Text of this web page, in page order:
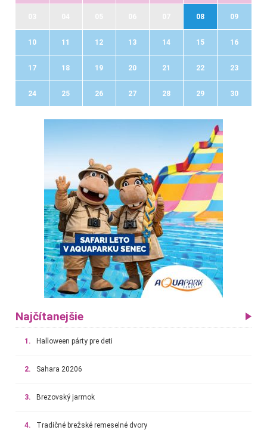
08 09
10 11 12 13 14 15 16
17 18 19 20 21 22 23
24 25 26 27 28 29 30
Najčítanejšie
1. Halloween párty pre deti
2. Sahara 20206
3. Brezovský jarmok
4. Tradičné brežské remeselné dvory